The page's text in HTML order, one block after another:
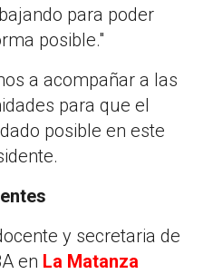
para poder
posible."
a acompañar a las
para que el
posible en este
y secretaria de
en La Matanza